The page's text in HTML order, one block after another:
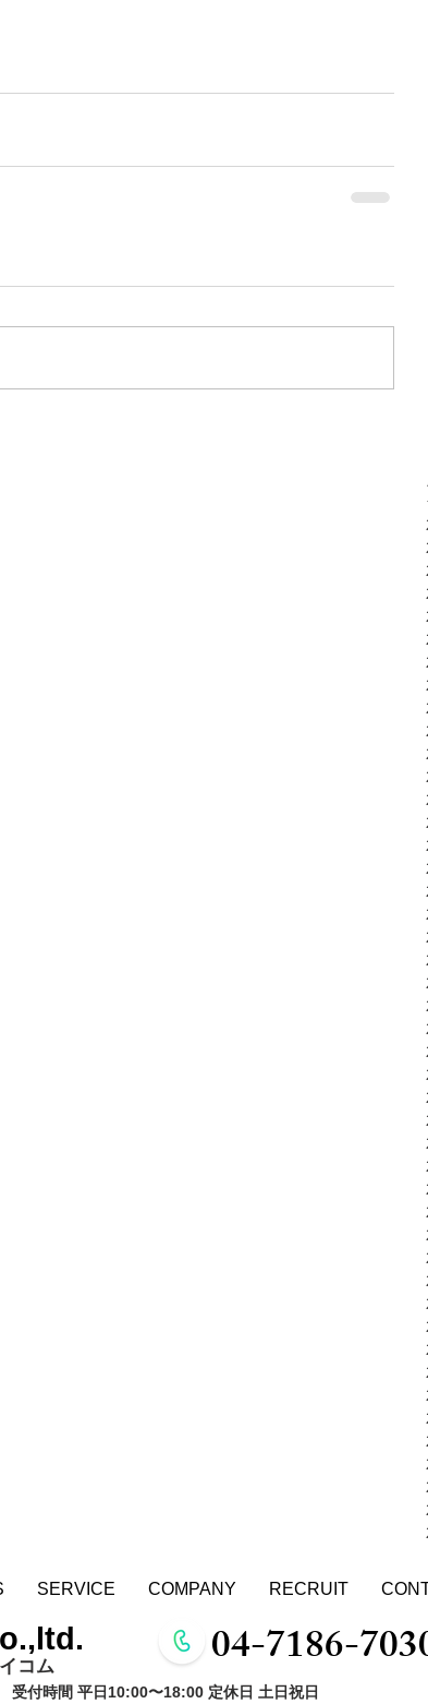
SERVICE COMPANY RECRUIT
コム 04-7186-
​​受付時間 平日10:00〜18:00 定休日 土日祝日